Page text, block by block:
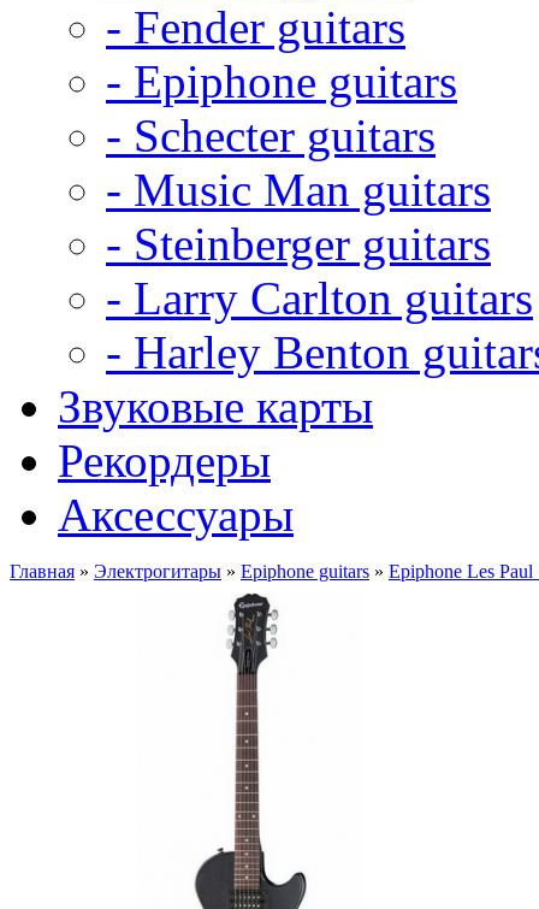
- Fender guitars
- Epiphone guitars
- Schecter guitars
- Music Man guitars
- Steinberger guitars
- Larry Carlton guitars
- Harley Benton
Звуковые карты
Рекордеры
Аксессуары
Главная » Электрогитары » Epiphone guitars » Epiphone Les